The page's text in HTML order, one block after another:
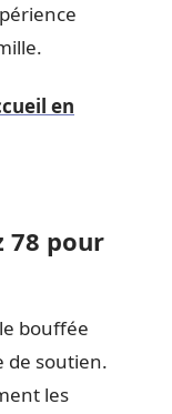
en
78 pour
bouffée
de soutien.
les